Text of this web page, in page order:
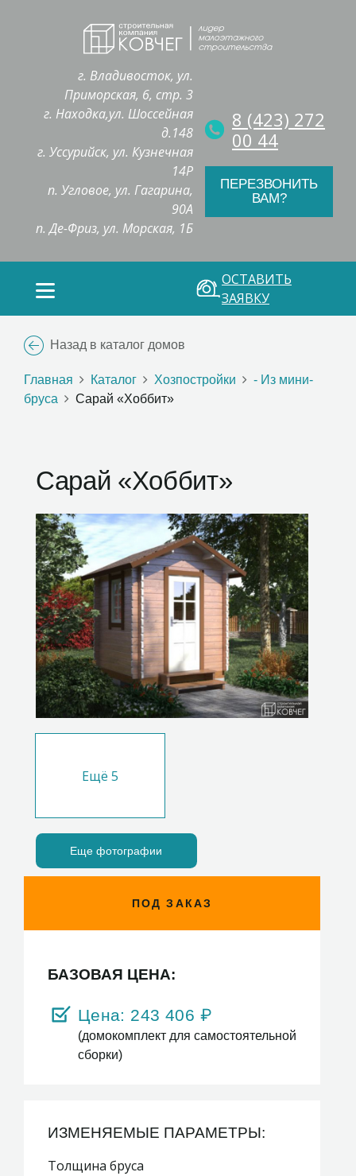
г. Владивосток, ул.
Приморская, 6, стр. 3
г. Находка,ул. Шоссейная
д.148
г. Уссурийск, ул. Кузнечная
14Р
п. Угловое, ул. Гагарина,
90А
п. Де-Фриз, ул. Морская, 1Б
8 (423) 272
00 44
ПЕРЕЗВОНИТЬ
ВАМ?
ОСТАВИТЬ
ЗАЯВКУ
Назад в каталог домов
Главная Каталог Хозпостройки
- Из мини-
бруса
Сарай «Хоббит»
Сарай «Хоббит»
Ещё 5
Еще фотографии
ПОД ЗАКАЗ
БАЗОВАЯ ЦЕНА:
Цена: 243 406 ₽
(домокомплект для самостоятельной
сборки)
ИЗМЕНЯЕМЫЕ ПАРАМЕТРЫ:
Толщина бруса